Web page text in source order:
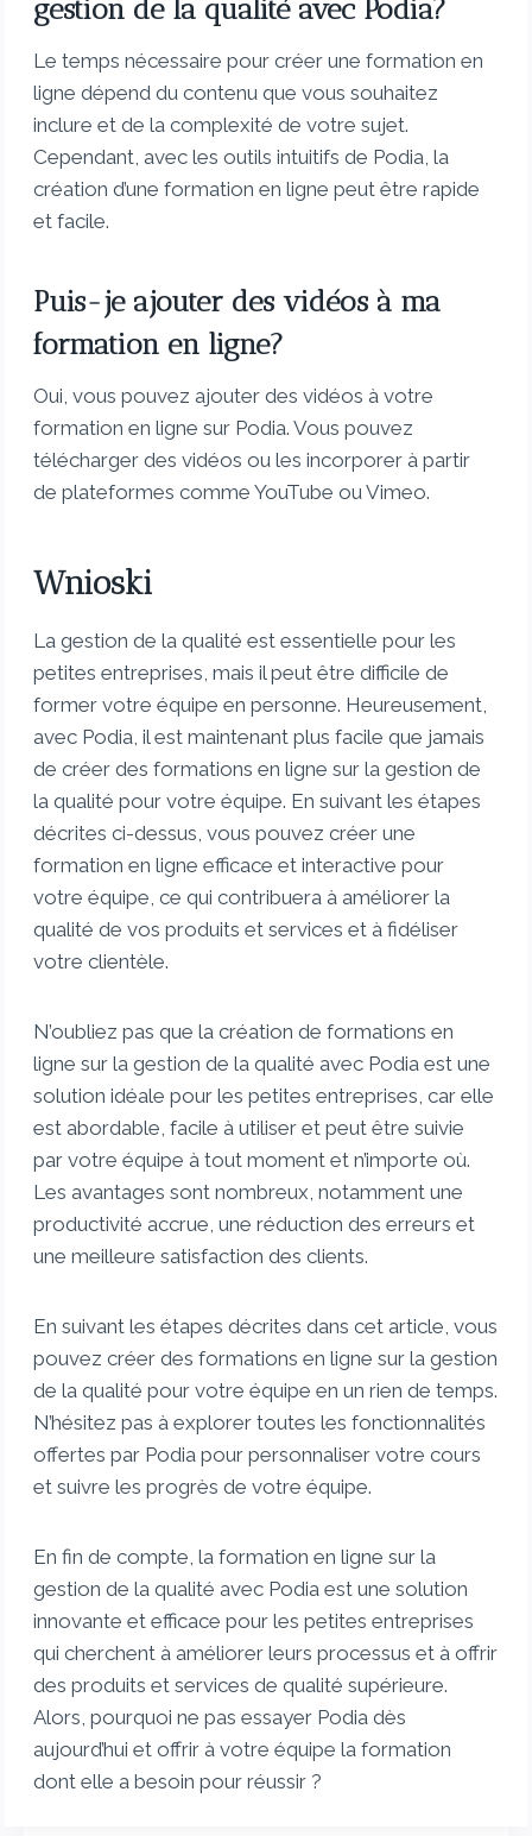
gestion de la qualité avec Podia?
Le temps nécessaire pour créer une formation en
ligne dépend du contenu que vous souhaitez
inclure et de la complexité de votre sujet.
Cependant, avec les outils intuitifs de Podia, la
création d’une formation en ligne peut être rapide
et facile.
Puis-je ajouter des vidéos à ma
formation en ligne?
Oui, vous pouvez ajouter des vidéos à votre
formation en ligne sur Podia. Vous pouvez
télécharger des vidéos ou les incorporer à partir
de plateformes comme YouTube ou Vimeo.
Wnioski
La gestion de la qualité est essentielle pour les
petites entreprises, mais il peut être difficile de
former votre équipe en personne. Heureusement,
avec Podia, il est maintenant plus facile que jamais
de créer des formations en ligne sur la gestion de
la qualité pour votre équipe. En suivant les étapes
décrites ci-dessus, vous pouvez créer une
formation en ligne efficace et interactive pour
votre équipe, ce qui contribuera à améliorer la
qualité de vos produits et services et à fidéliser
votre clientèle.
N’oubliez pas que la création de formations en
ligne sur la gestion de la qualité avec Podia est une
solution idéale pour les petites entreprises, car elle
est abordable, facile à utiliser et peut être suivie
par votre équipe à tout moment et n’importe où.
Les avantages sont nombreux, notamment une
productivité accrue, une réduction des erreurs et
une meilleure satisfaction des clients.
En suivant les étapes décrites dans cet article, vous
pouvez créer des formations en ligne sur la gestion
de la qualité pour votre équipe en un rien de temps.
N’hésitez pas à explorer toutes les fonctionnalités
offertes par Podia pour personnaliser votre cours
et suivre les progrès de votre équipe.
En fin de compte, la formation en ligne sur la
gestion de la qualité avec Podia est une solution
innovante et efficace pour les petites entreprises
qui cherchent à améliorer leurs processus et à offrir
des produits et services de qualité supérieure.
Alors, pourquoi ne pas essayer Podia dès
aujourd’hui et offrir à votre équipe la formation
dont elle a besoin pour réussir ?